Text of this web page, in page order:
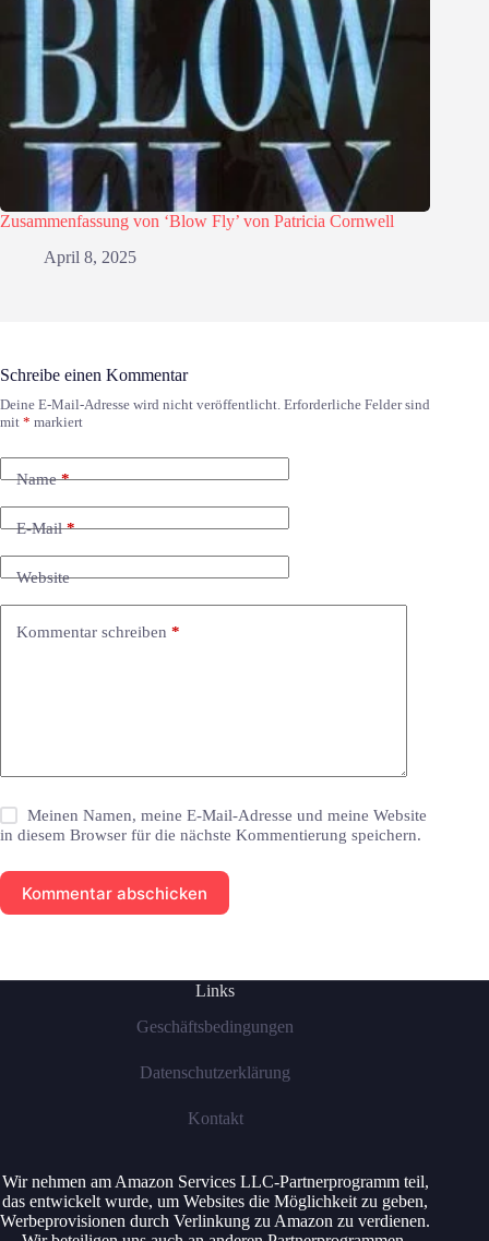
Zusammenfassung von ‘Blow Fly’ von Patricia Cornwell
April 8, 2025
Schreibe einen Kommentar
Deine E-Mail-Adresse wird nicht veröffentlicht. Erforderliche Felder sind
mit * markiert
Name*
E-Mail*
Website
Kommentar schreiben *
Meinen Namen, meine E-Mail-Adresse und meine Website
in diesem Browser für die nächste Kommentierung speichern.
Kommentar abschicken
Links
Geschäftsbedingungen
Datenschutzerklärung
Kontakt
Wir nehmen am Amazon Services LLC-Partnerprogramm teil,
das entwickelt wurde, um Websites die Möglichkeit zu geben,
Werbeprovisionen durch Verlinkung zu Amazon zu verdienen.